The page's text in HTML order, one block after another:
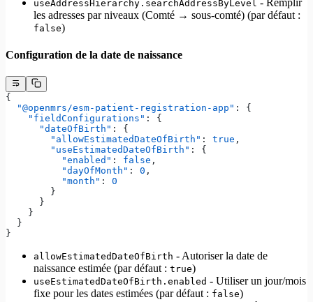
useAddressHierarchy.searchAddressByLevel
les adresses par niveaux (Comté → sous-comté) (par défaut :
false)
Configuration de la date de naissance
{
  "@openmrs/esm-patient-registration-app"
: {
    "fieldConfigurations"
: {
      "dateOfBirth"
: {
        "allowEstimatedDateOfBirth"
: true ,
        "useEstimatedDateOfBirth"
: {
          "enabled"
: false ,
          "dayOfMonth"
: 0 ,
          "month"
: 0
        }
      }
    }
  }
}
allowEstimatedDateOfBirth - Autoriser la date de
naissance estimée (par défaut : true)
useEstimatedDateOfBirth.enabled - Utiliser un jour/mois
fixe pour les dates estimées (par défaut : false)